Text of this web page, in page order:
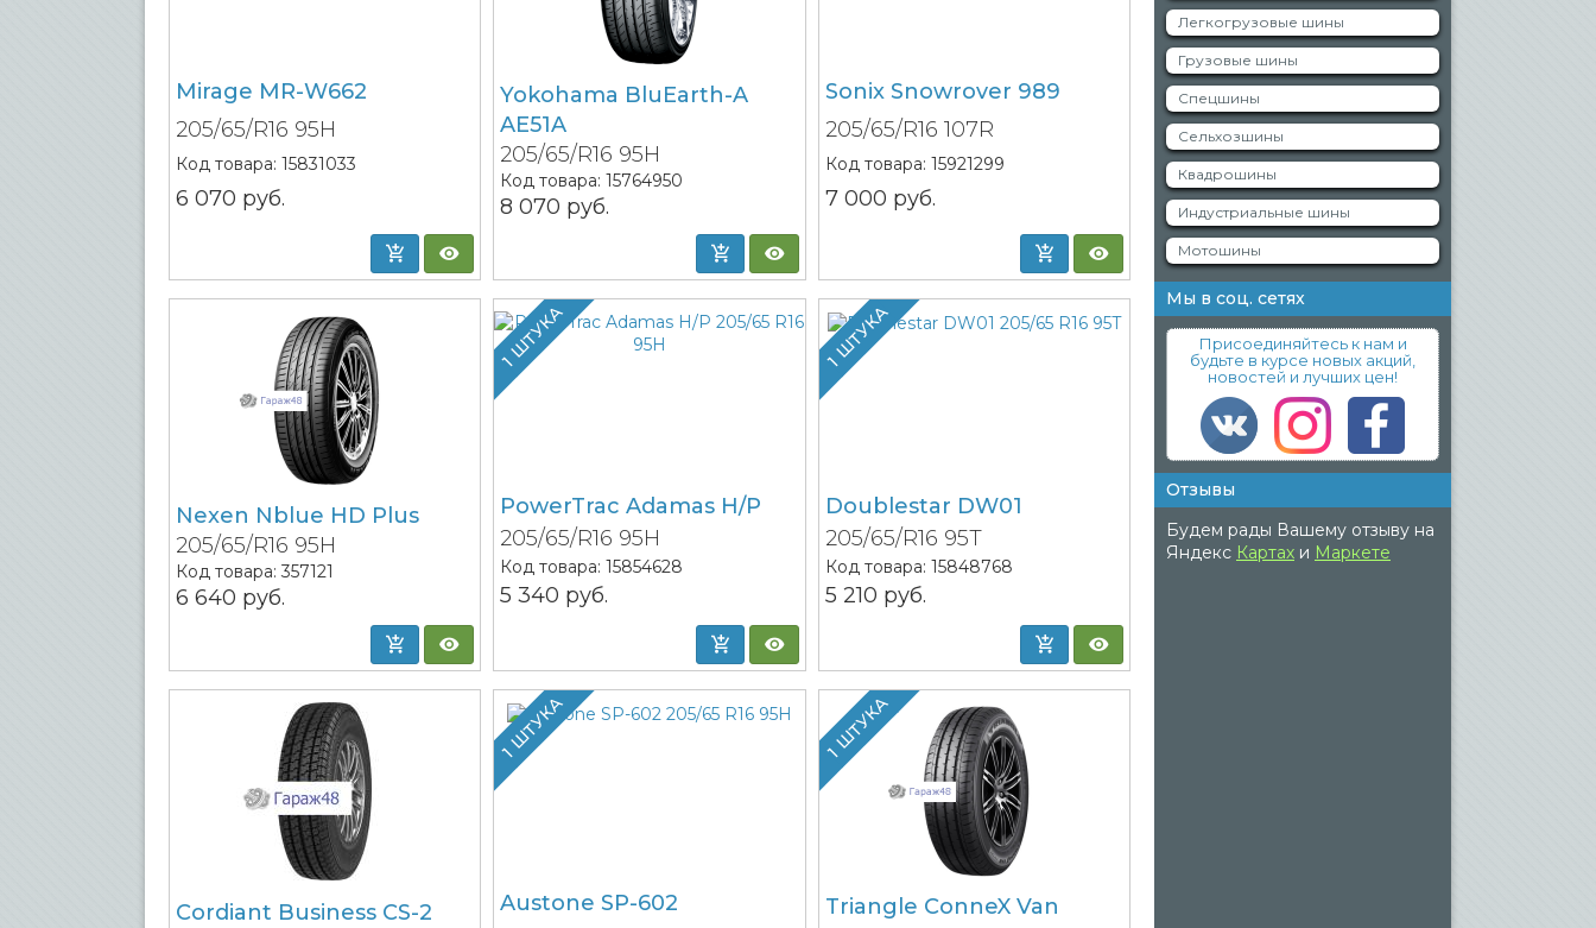
Mirage MR-W662
205/65/R16 95H
Код товара: 15831033
6 070 руб.
Yokohama BluEarth-A
AE51A
205/65/R16 95H
Код товара:15764950
8 070 руб.
Sonix Snowrover 989
205/65/R16 107R
Код товара: 15921299
7 000 руб.
Nexen Nblue HD Plus
205/65/R16 95H
Код товара: 357121
6 640 руб.
1 ШТУКА
PowerTrac Adamas H/P
205/65/R16 95H
Код товара:15854628
5 340 руб.
1 ШТУКА
Doublestar DW01
205/65/R16 95T
Код товара: 15848768
5 210 руб.
Cordiant Business CS-2
1 ШТУКА
Austone SP-602
1 ШТУКА
Triangle ConneX Van
Легкогрузовые шины
Грузовые шины
Спецшины
Сельхозшины
Квадрошины
Индустриальные шины
Мотошины
Мы в соц. сетях
Присоединяйтесь к нам и
будьте в курсе новых акций,
новостей и лучших цен!
Отзывы
Будем рады Вашему отзыву на
Яндекс Картах и Маркете